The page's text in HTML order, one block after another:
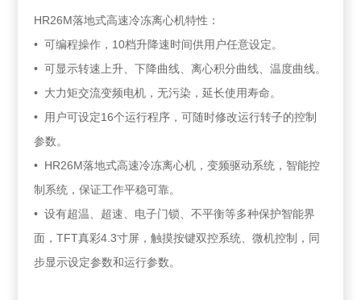
HR26M落地式高速冷冻离心机特性：
• 可编程操作，10档升降速时间供用户任意设定。
• 可显示转速上升、下降曲线、离心积分曲线、温度曲线。
• 大力矩交流变频电机，无污染，延长使用寿命。
• 用户可设定16个运行程序，可随时修改运行转子的控制
参数。
• HR26M落地式高速冷冻离心机，变频驱动系统，智能控
制系统，保证工作平稳可靠。
• 设有超温、超速、电子门锁、不平衡等多种保护智能界
面，TFT真彩4.3寸屏，触摸按键双控系统、微机控制，同
步显示设定参数和运行参数。